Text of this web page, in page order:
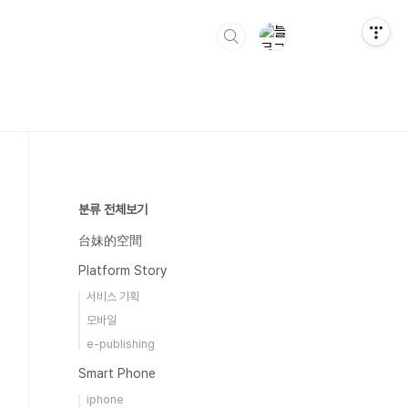
분류 전체보기
台妹的空間
Platform Story
서비스 기획
모바일
e-publishing
Smart Phone
iphone